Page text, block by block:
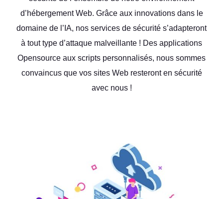
d’hébergement Web. Grâce aux innovations dans le
domaine de l’IA, nos services de sécurité s’adapteront
à tout type d’attaque malveillante ! Des applications
Opensource aux scripts personnalisés, nous sommes
convaincus que vos sites Web resteront en sécurité
avec nous !